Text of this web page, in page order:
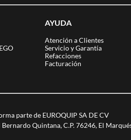
AYUDA
Atención a Clientes
Servicio y Garantía
Refacciones
Facturación
parte de EUROQUIP SA DE CV
Quintana, C.P. 76246, El